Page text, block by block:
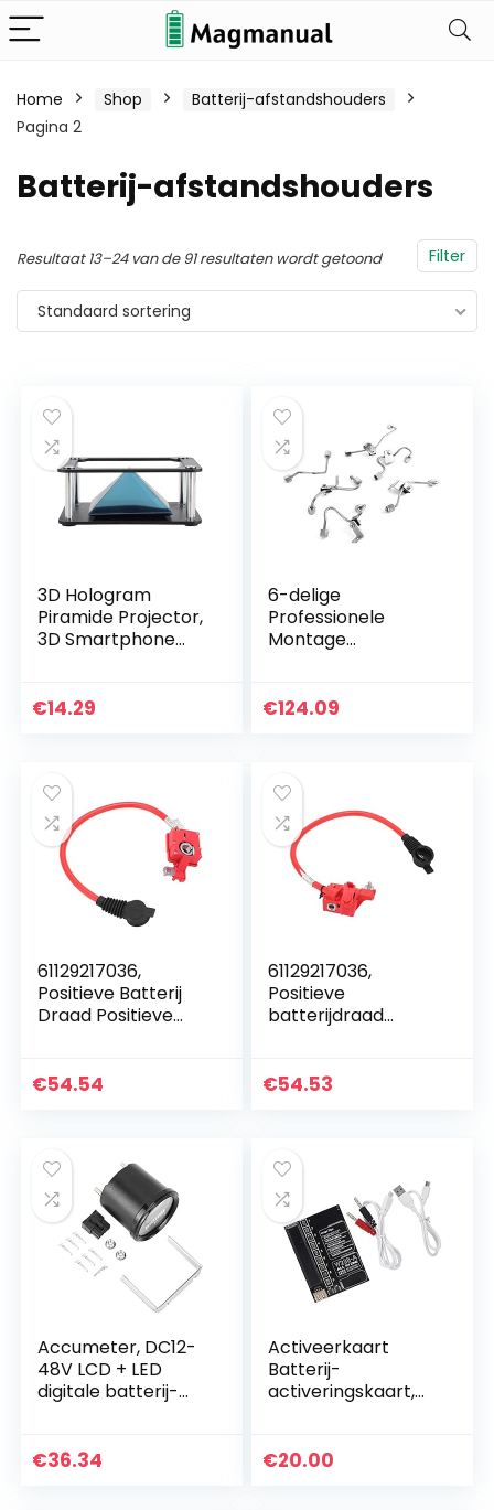
Home Shop
Batterij-afstandshouders
Pagina 2
Batterij-afstandshouders
Filter
Resultaat 13–24 van de 91 resultaten wordt getoond
Standaard sortering
3D Hologram
Piramide Projector,
3D Smartphone
Hologram Telefoon
€14.29
6-delige
Professionele
Montage
Vervangende
€124.09
61129217036,
Positieve Batterij
Draad Positieve
Vervanging voor
€54.54
61129217036,
Positieve
batterijdraad
Vervangen
vervanging…
€54.53
Accumeter, DC12-
48V LCD + LED
digitale batterij-
voor golfkar
€36.34
Activeerkaart
Batterij-
activeringskaart,
smartphones
€20.00